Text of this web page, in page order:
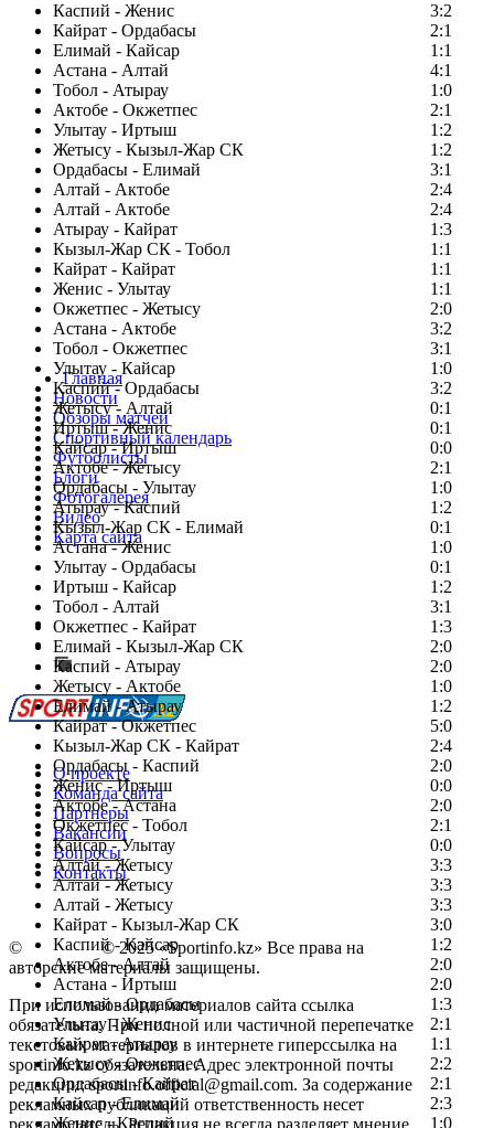
Каспий - Женис
3:2
Кайрат - Ордабасы
2:1
Елимай - Кайсар
1:1
Астана - Алтай
4:1
Тобол - Атырау
1:0
Актобе - Окжетпес
2:1
Улытау - Иртыш
1:2
Жетысу - Кызыл-Жар СК
1:2
Ордабасы - Елимай
3:1
Алтай - Актобе
2:4
Алтай - Актобе
2:4
Атырау - Кайрат
1:3
Кызыл-Жар СК - Тобол
1:1
Кайрат - Кайрат
1:1
Женис - Улытау
1:1
Окжетпес - Жетысу
2:0
Астана - Актобе
3:2
Тобол - Окжетпес
3:1
Улытау - Кайсар
1:0
Каспий - Ордабасы
3:2
Жетысу - Алтай
0:1
Иртыш - Женис
0:1
Кайсар - Иртыш
0:0
Актобе - Жетысу
2:1
Ордабасы - Улытау
1:0
Атырау - Каспий
1:2
Кызыл-Жар СК - Елимай
0:1
Астана - Женис
1:0
Улытау - Ордабасы
0:1
Иртыш - Кайсар
1:2
Тобол - Алтай
3:1
Окжетпес - Кайрат
1:3
Елимай - Кызыл-Жар СК
2:0
Каспий - Атырау
2:0
Жетысу - Актобе
1:0
Елимай - Атырау
1:2
Кайрат - Окжетпес
5:0
Кызыл-Жар СК - Кайрат
2:4
Ордабасы - Каспий
2:0
Женис - Иртыш
0:0
Актобе - Астана
2:0
Окжетпес - Тобол
2:1
Кайсар - Улытау
0:0
Алтай - Жетысу
3:3
Алтай - Жетысу
3:3
Алтай - Жетысу
3:3
Кайрат - Кызыл-Жар СК
3:0
Каспий - Кайсар
1:2
Актобе - Алтай
2:0
Астана - Иртыш
2:0
Елимай - Ордабасы
1:3
Улытау - Женис
2:1
Кайрат - Атырау
1:1
Жетысу - Окжетпес
2:2
Ордабасы - Кайрат
2:1
Кайсар - Елимай
2:3
Женис - Каспий
1:0
Главная
Новости
Обзоры матчей
Спортивный календарь
Футболисты
Блоги
Фотогалерея
Видео
Карта сайта
Есть идея?
Сообщить о мероприятии
Перейти на старый сайт
О проекте
Команда сайта
Партнеры
Вакансии
Вопросы
Контакты
© Copyright© 2025 «Sportinfo.kz» Все права на
авторские материалы защищены.
При использовании материалов сайта ссылка
обязательна. При полной или частичной перепечатке
текстовых материалов в интернете гиперссылка на
sportinfo.kz обязательна. Адрес электронной почты
редакции: sportinfo.official@gmail.com. За содержание
рекламных публикаций ответственность несет